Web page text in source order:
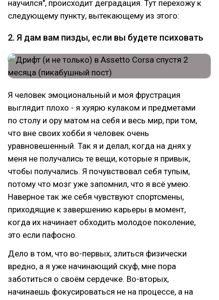
научился", происходит деградация. Тут перехожу к
следующему пункту, вытекающему из этого:
2. Я дам вам пизды, если вы будете психовать
Я человек эмоциональный и моя фрустрация
выглядит плохо - я хуярю кулаком и предметами
по столу и ору матом на себя и весь мир, при том,
что вне своих хобби я человек очень
уравновешенный. Так я и делал, когда на днях у
меня не получались те вещи, которые я привык,
чтобы получались. Я почувствовал себя тупым,
потому что мозг уже запомнил, что я всё умею.
Наверное так же себя чувствуют спортсмены,
приходящие к завершению карьеры в момент,
когда их начинает обходить молодое поколение,
это если пафосно.
Дело в том, что во-первых, злиться физически
вредно, а я уже начинающий скуф, мне пора
заботиться о своём сердечке. Во-вторых,
начинаешь фокусироваться не на процессе, а на